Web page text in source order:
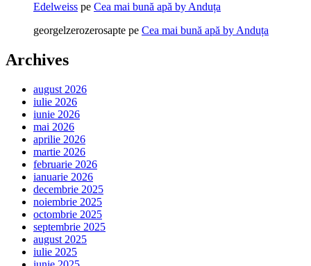
Edelweiss pe Cea mai bună apă by Anduța
georgelzerozerosapte pe Cea mai bună apă by Anduța
Archives
august 2026
iulie 2026
iunie 2026
mai 2026
aprilie 2026
martie 2026
februarie 2026
ianuarie 2026
decembrie 2025
noiembrie 2025
octombrie 2025
septembrie 2025
august 2025
iulie 2025